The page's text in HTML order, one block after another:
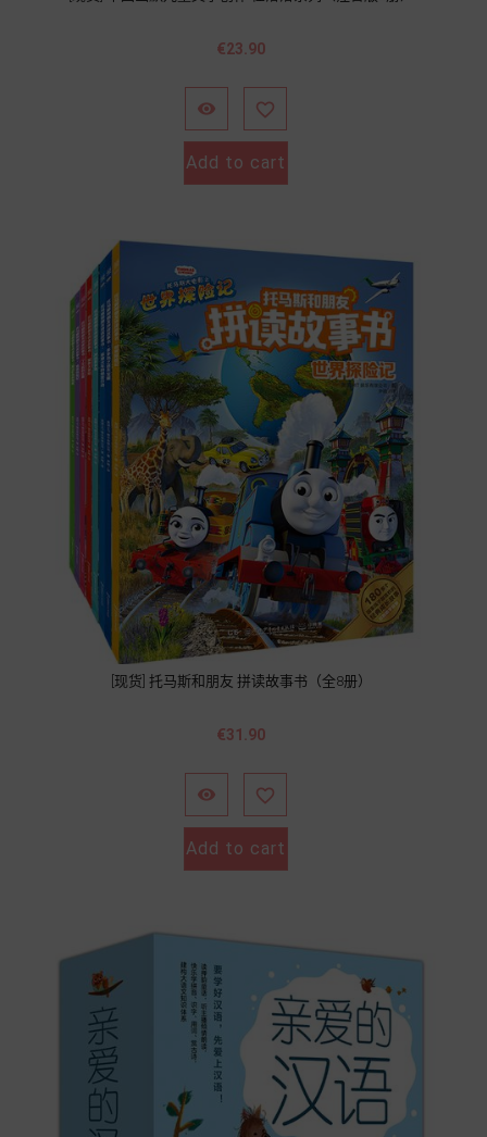
Price
€23.90
 
Add to cart
[现货] 托马斯和朋友 拼读故事书（全8册）
Price
€31.90
 
Add to cart